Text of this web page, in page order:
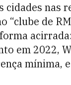
nas
“clube de
em 2022,
mínima,